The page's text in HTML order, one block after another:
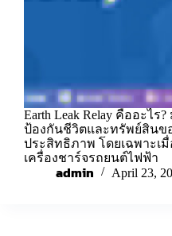
Earth Leak Relay คืออะไร
ป้องกันชีวิตและทรัพย์สินขอ
ประสิทธิภาพ โดยเฉพาะเ
เครื่องชาร์จรถยนต์ไฟฟ้า
admin April 23,